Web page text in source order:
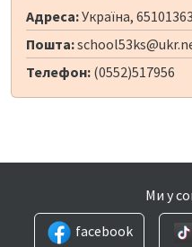
Адреса:Україна,
Пошта:
Телефон: (0552)517956
Ми у
facebook